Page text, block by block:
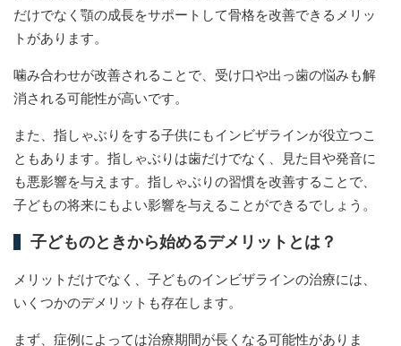
だけでなく顎の成長をサポートして骨格を改善できるメリッ
トがあります。
噛み合わせが改善されることで、受け口や出っ歯の悩みも解
消される可能性が高いです。
また、指しゃぶりをする子供にもインビザラインが役立つこ
ともあります。指しゃぶりは歯だけでなく、見た目や発音に
も悪影響を与えます。指しゃぶりの習慣を改善することで、
子どもの将来にもよい影響を与えることができるでしょう。
子どものときから始めるデメリットとは？
メリットだけでなく、子どものインビザラインの治療には、
いくつかのデメリットも存在します。
まず、症例によっては治療期間が長くなる可能性がありま